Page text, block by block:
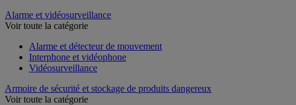
Alarme et vidéosurveillance
Voir toute la catégorie
Alarme et détecteur de mouvement
Interphone et vidéophone
Vidéosurveillance
Armoire de sécurité et stockage de produits dangereux
Voir toute la catégorie